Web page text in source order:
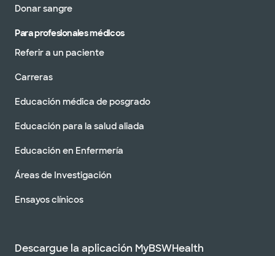
Donar sangre
Para profesionales médicos
Referir a un paciente
Carreras
Educación médica de posgrado
Educación para la salud aliada
Educación en Enfermería
Áreas de Investigación
Ensayos clínicos
Descargue la aplicación MyBSWHealth